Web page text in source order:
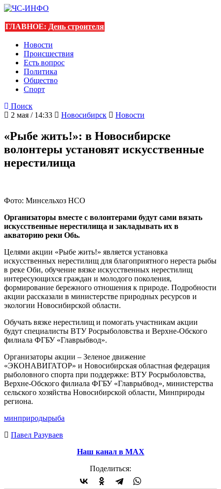
ГЛАВНОЕ: День строителя
Новости
Происшествия
Есть вопрос
Политика
Общество
Спорт
Поиск
2 мая / 14:33
Новосибирск Новости
«Рыбе жить!»: в Новосибирске
волонтеры установят искусственные
нерестилища
Фото: Минсельхоз НСО
Организаторы вместе с волонтерами будут сами вязать
искусственные нерестилища и закладывать их в
акваторию реки Обь.
Целями акции «Рыбе жить!» является установка
искусственных нерестилищ для благоприятного нереста рыбы
в реке Оби, обучение вязке искусственных нерестилищ
интересующихся граждан и молодого поколения,
формирование бережного отношения к природе. Подробности
акции рассказали в министерстве природных ресурсов и
экологии Новосибирской области.
Обучать вязке нерестилищ и помогать участникам акции
будут специалисты ВТУ Росрыболовства и Верхне-Обского
филиала ФГБУ «Главрыбвод».
Организаторы акции – Зеленое движение
«ЭКОНАВИГАТОР» и Новосибирская областная федерация
рыболовного спорта при поддержке: ВТУ Росрыболовства,
Верхне-Обского филиала ФГБУ «Главрыбвод», министерства
сельского хозяйства Новосибирской области, Минприроды
региона.
минприродырыба
Павел Разуваев
Наш канал в МАХ
Поделиться: